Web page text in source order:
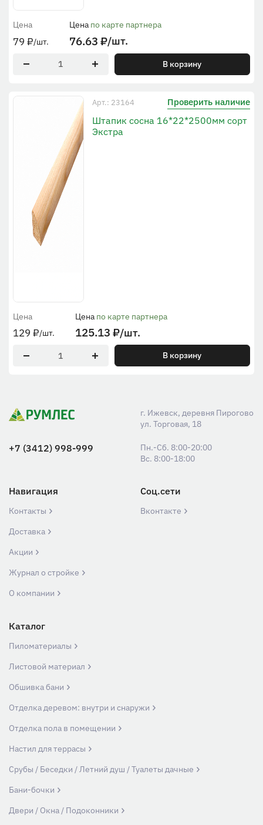
Цена
79 ₽/шт.
Цена по карте партнера
76.63 ₽/шт.
В корзину
Арт.: 23164 Проверить наличие
Штапик сосна 16*22*2500мм сорт
Экстра
Цена
129 ₽/шт.
Цена по карте партнера
125.13 ₽/шт.
В корзину
г. Ижевск, деревня Пирогово
ул. Торговая, 18
+7 (3412) 998-999
Пн.-Сб. 8:00-20:00
Вс. 8:00-18:00
Навигация
Контакты
Доставка
Акции
Журнал о стройке
О компании
Соц.сети
Вконтакте
Каталог
Пиломатериалы
Листовой материал
Обшивка бани
Отделка деревом: внутри и снаружи
Отделка пола в помещении
Настил для террасы
Срубы / Беседки / Летний душ / Туалеты дачные
Бани-бочки
Двери / Окна / Подоконники